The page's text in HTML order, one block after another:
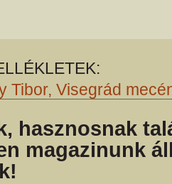
Tibor, Visegrád
hasznosnak
magazinunk